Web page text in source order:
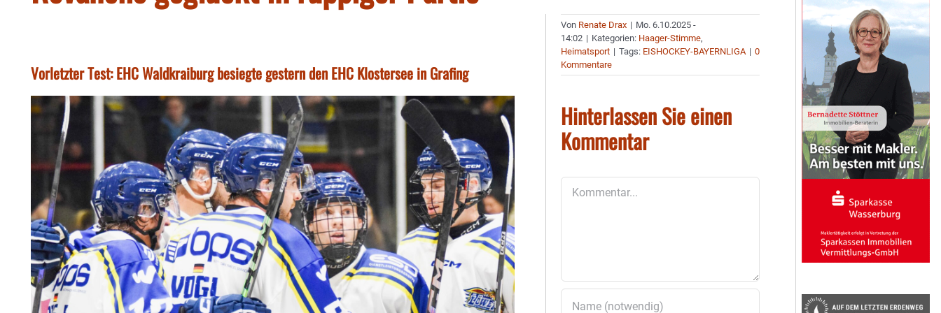
Vorletzter Test: EHC Waldkraiburg besiegte gestern den EHC Klostersee in Grafing
Von Renate Drax | Mo. 6.10.2025 -
14:02 | Kategorien: Haager-Stimme,
Heimatsport | Tags: EISHOCKEY-BAYERNLIGA | 0
Kommentare
Hinterlassen Sie einen
Kommentar